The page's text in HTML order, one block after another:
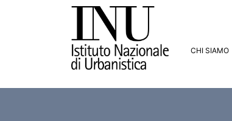
CHI SIAMO